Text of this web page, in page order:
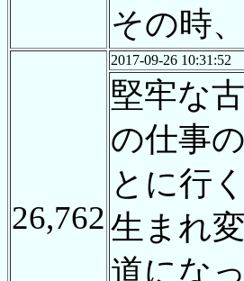
その時
26,762
2017-09-26 10:31:52
堅牢な
の仕事
とに行
生まれ
道にな